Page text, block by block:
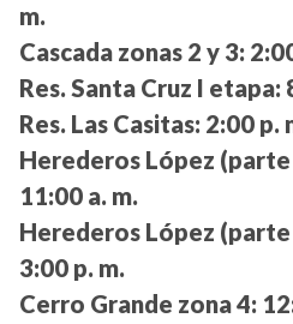
m.
Cascada zonas 2 y 3:
Res. Santa Cruz I etapa:
Res. Las Casitas: 2:00 p.
Herederos López (parte
11:00 a. m.
Herederos López
3:00 p. m.
Cerro Grande zona 4: